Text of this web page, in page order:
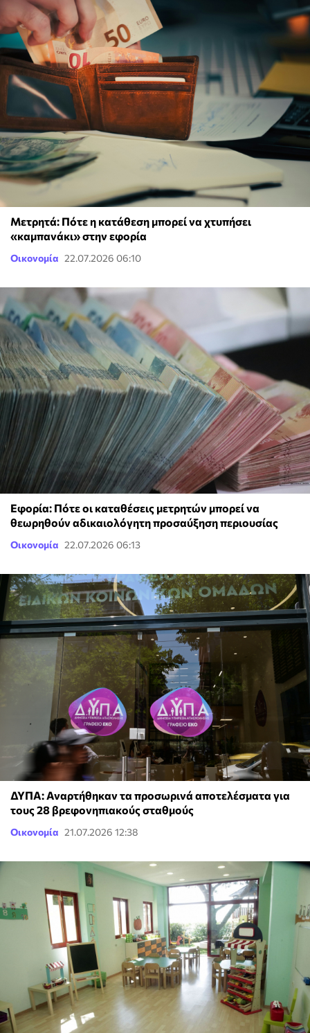
Μετρητά: Πότε η κατάθεση μπορεί να χτυπήσει
«καμπανάκι» στην εφορία
Οικονομία 22.07.2026 06:10
Εφορία: Πότε οι καταθέσεις μετρητών μπορεί να
θεωρηθούν αδικαιολόγητη προσαύξηση περιουσίας
Οικονομία 22.07.2026 06:13
ΔΥΠΑ: Αναρτήθηκαν τα προσωρινά αποτελέσματα για
τους 28 βρεφονηπιακούς σταθμούς
Οικονομία 21.07.2026 12:38